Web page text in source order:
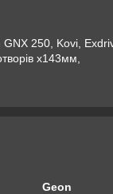
GNX 250, Kovi,
x143мм,
Geon